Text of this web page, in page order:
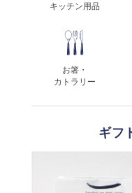
キッチン用品
お箸・
カトラリー
ギフ